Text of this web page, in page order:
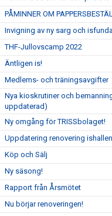
PÅMINNER OM
Invigning av ny sarg och
THF-Jullovscamp 2022
Äntligen is!
Medlems- och träningsavgifter
Nya kioskrutiner och
uppdaterad)
Ny omgång för TRISSbolaget!
Uppdatering renovering ishallen
Köp och Sälj
Ny säsong!
Rapport från Årsmötet
Nu börjar renoveringen!